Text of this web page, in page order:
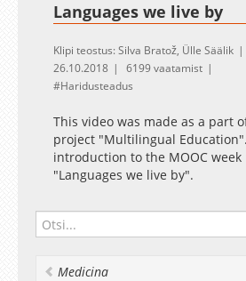
Languages we live by
Klipi teostus: Silva Bratož, Ülle Säälik
26.10.2018
6199 vaatamist
Haridusteadus
This video was made as a part
project "Multilingual
introduction to the MOOC week
"Languages we live by".
Medicina